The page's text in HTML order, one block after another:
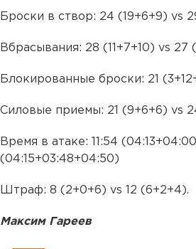
Броски в створ: 24 (19+6+9) vs
Вбрасывания: 28 (11+7+10) vs 27
Блокированные броски: 21
Силовые приемы: 21 (9+6+6) vs
Время в атаке: 11:54
(04:15+03:48+04:50)
Штраф: 8 (2+0+6) vs 12 (6+2+4).
Максим Гареев